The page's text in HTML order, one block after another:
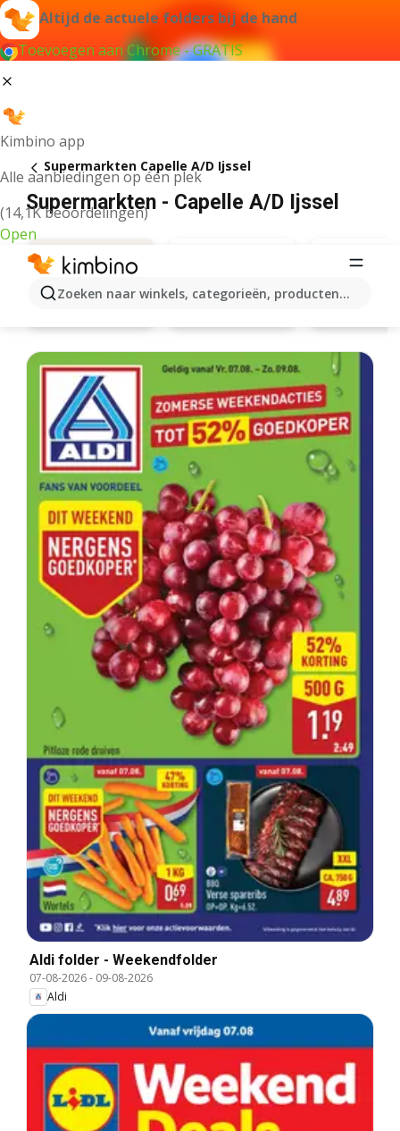
Altijd de actuele folders bij de hand
Toevoegen aan Chrome - GRATIS
Kimbino app
Alle aanbiedingen op één plek
(14,1K beoordelingen)
Open
Zoeken naar winkels, categorieën, producten...
Supermarkten Capelle A/D Ijssel
Supermarkten - Capelle A/D Ijssel
Plus
Aldi folder - Weekendfolder
07-08-2026- 09-08-2026
Aldi